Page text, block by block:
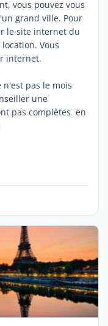
vous pouvez vous
grand ville. Pour
le site internet du
Vous
internet.
pas le mois
une
pas complètes en